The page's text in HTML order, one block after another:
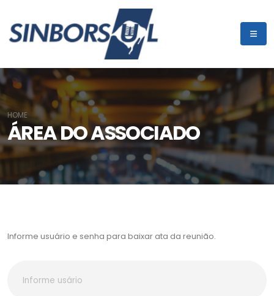
ÁREA DO ASSOCIADO
HOME
Informe usuário e senha para baixar ata da reunião.